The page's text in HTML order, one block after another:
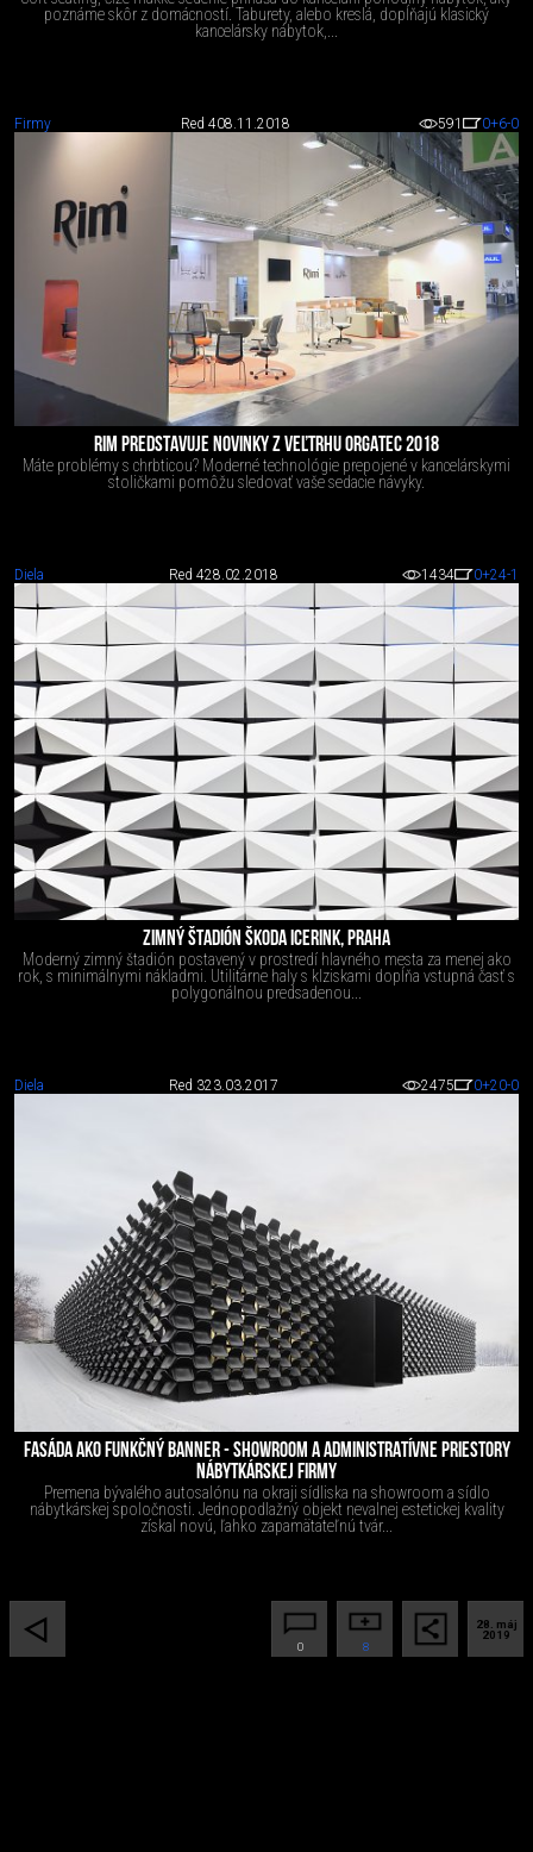
poznáme skôr z domácností. Taburety, alebo kreslá, dopĺňajú klasický
kancelársky nábytok,...
Firmy Red 408.11.2018 591 0+6-0
RIM PREDSTAVUJE NOVINKY Z VEĽTRHU ORGATEC 2018
Máte problémy s chrbticou? Moderné technológie prepojené v kancelárskymi
stoličkami pomôžu sledovať vaše sedacie návyky.
Diela Red 428.02.2018 1434 0+24-1
ZIMNÝ ŠTADIÓN ŠKODA ICERINK, PRAHA
Moderný zimný štadión postavený v prostredí hlavného mesta za menej ako
rok, s minimálnymi nákladmi. Utilitárne haly s klziskami dopĺňa vstupná časť s
polygonálnou predsadenou...
Diela Red 323.03.2017 2475 0+20-0
FASÁDA AKO FUNKČNÝ BANNER - SHOWROOM A ADMINISTRATÍVNE PRIESTORY
NÁBYTKÁRSKEJ FIRMY
Premena bývalého autosalónu na okraji sídliska na showroom a sídlo
nábytkárskej spoločnosti. Jednopodlažný objekt nevalnej estetickej kvality
získal novú, ľahko zapamätateľnú tvár...
28. máj
2019
8
0